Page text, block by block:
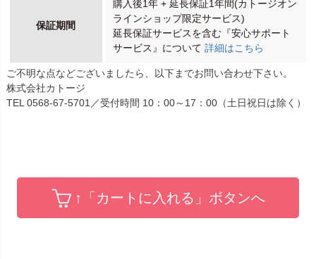
保証期間
購入後1年 + 延長保証1年間(カトージオン
ラインショップ限定サービス)
延長保証サービスを含む『安心サポート
サービス』について 詳細はこちら
ご不明な点などございましたら、以下までお問い合わせ下さい。
株式会社カトージ
TEL 0568-67-5701／受付時間 10：00～17：00（土日祝日は除く）
↑「カートに入れる」ボタンへ